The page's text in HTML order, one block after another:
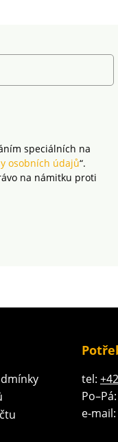
speciálních na
osobních údajů“.
na námitku proti
tel:
e-mail: